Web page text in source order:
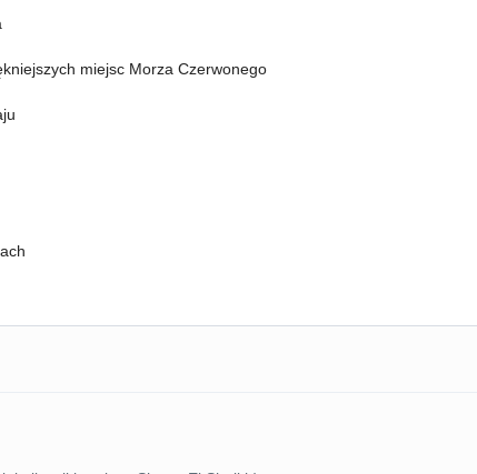
miejsc Morza Czerwonego